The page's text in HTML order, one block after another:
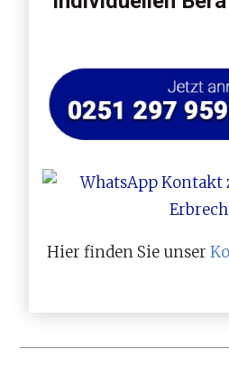
Hier finden Sie unser